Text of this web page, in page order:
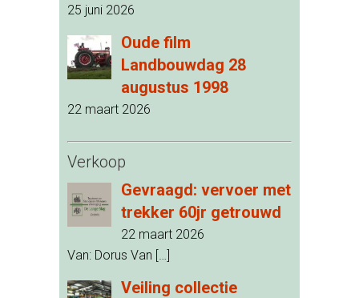
25 juni 2026
Oude film
Landbouwdag 28
augustus 1998
22 maart 2026
Verkoop
Gevraagd: vervoer met
trekker 60jr getrouwd
22 maart 2026
Van: Dorus Van […]
Veiling collectie